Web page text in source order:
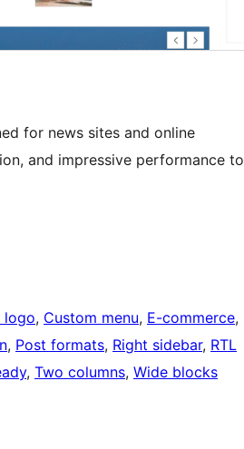
for news sites and online
and impressive performance to
logo, Custom menu, E-commerce
, Post formats, Right sidebar, RTL
, Two columns, Wide blocks